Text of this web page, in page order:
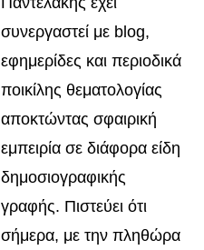
συνεργαστεί με blog,
εφημερίδες και περιοδικά
ποικίλης θεματολογίας
αποκτώντας σφαιρική
εμπειρία σε διάφορα είδη
δημοσιογραφικής
γραφής. Πιστεύει ότι
σήμερα, με την πληθώρα